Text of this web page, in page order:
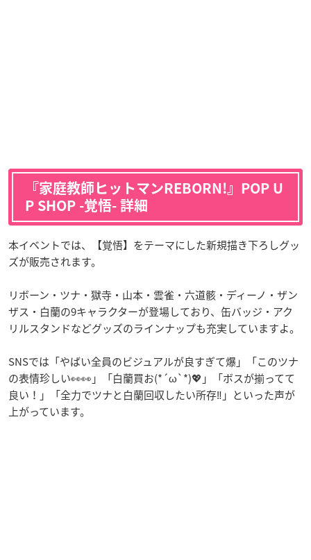
『家庭教師ヒットマンREBORN!』POP U
P SHOP -覚悟- 詳細
本イベントでは、【覚悟】をテーマにした新規描き下ろしグッ
ズが販売されます。
リボーン・ツナ・獄寺・山本・雲雀・六道骸・ディーノ・ザン
ザス・白蘭の9キャラクターが登場しており、缶バッジ・アク
リルスタンドなどグッズのラインナップも充実していますよ。
SNSでは「やばい全員のビジュアルが良すぎて爆」「このツナ
の表情珍しい👀👀」「白蘭買お(*´ω`*)💖」「ボスが揃ってて
良い！」「全力でツナと白蘭回収したい所存‼️」といった声が
上がっています。